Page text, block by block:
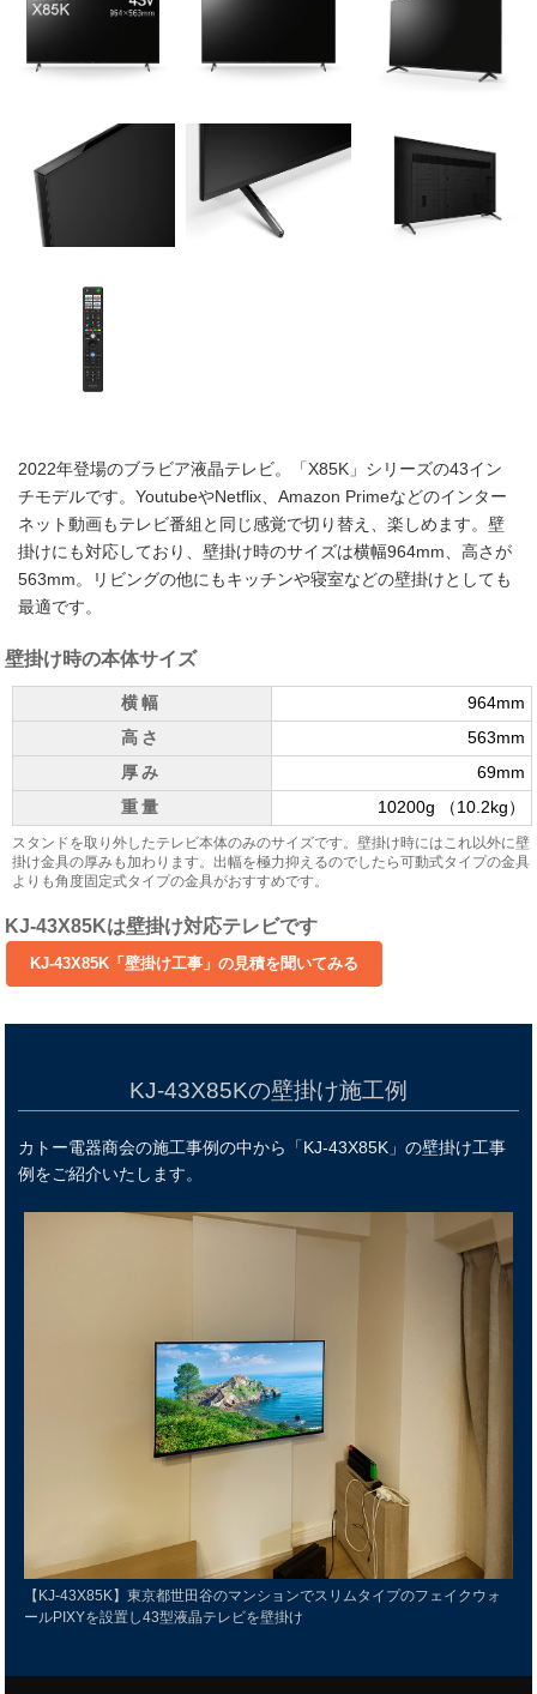
2022年登場のブラビア液晶テレビ。「X85K」シリーズの43イン
チモデルです。YoutubeやNetflix、Amazon Primeなどのインター
ネット動画もテレビ番組と同じ感覚で切り替え、楽しめます。壁
掛けにも対応しており、壁掛け時のサイズは横幅964mm、高さが
563mm。リビングの他にもキッチンや寝室などの壁掛けとしても
最適です。
壁掛け時の本体サイズ
スタンドを取り外したテレビ本体のみのサイズです。壁掛け時にはこれ以外に壁
掛け金具の厚みも加わります。出幅を極力抑えるのでしたら可動式タイプの金具
よりも角度固定式タイプの金具がおすすめです。
横幅
964mm
高さ
563mm
厚み
69mm
重量
10200g （10.2kg）
KJ-43X85Kは壁掛け対応テレビです
KJ-43X85Kの壁掛け施工例
カトー電器商会の施工事例の中から「KJ-43X85K」の壁掛け工事
例をご紹介いたします。
【KJ-43X85K】東京都世田谷のマンションでスリムタイプのフェイクウォ
ールPIXYを設置し43型液晶テレビを壁掛け